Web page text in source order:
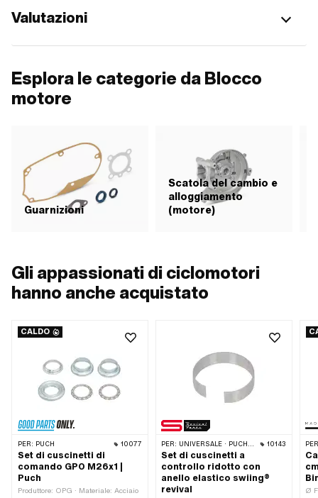
Valutazioni
Esplora le categorie da Blocco
motore
Guarnizioni
Scatola del cambio e
alloggiamento
(motore)
Gli appassionati di ciclomotori
hanno anche acquistato
CALDO
PER: PUCH 10077
Set di cuscinetti di
comando GPO M26x1 |
Puch
Produttore: OPG · Materiale: Acciaio
PER: UNIVERSALE · PUCH · SACHS · PONY / CILO (BETA 521 E 512) · PIAGGIO · ZÜNDAPP BELMONDO · TOMOS 10143
Set di cuscinetti a
controllo ridotto con
anello elastico swiing®
revival
Ø